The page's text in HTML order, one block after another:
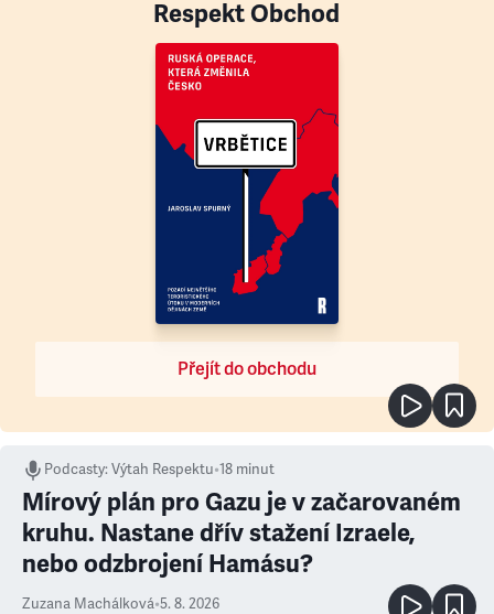
Respekt Obchod
Přejít do obchodu
Podcasty:Výtah Respektu•18 minut
Mírový plán pro Gazu je v začarovaném
kruhu. Nastane dřív stažení Izraele,
nebo odzbrojení Hamásu?
Zuzana Machálková•5. 8. 2026